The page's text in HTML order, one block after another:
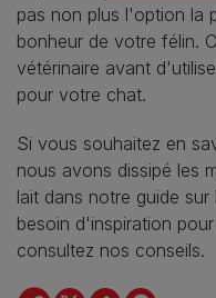
pas non plus l'option la
bonheur de votre félin.
vétérinaire avant
pour votre chat.
Si vous souhaitez en
nous avons dissipé les
lait dans notre guide
besoin d'inspiration
consultez nos conseils.